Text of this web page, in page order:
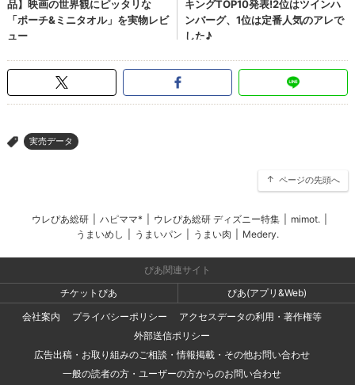
> 実売データ
ページの先頭へ
ウレぴあ総研 ハピママ* ウレぴあ総研 ディズニー特集 mimot.
うまいめし
うまいパン うまい肉 Medery.
ぴあ関連サイト
チケットぴあ
ぴあ(アプリ&Web)
会社案内
プライバシーポリシー
アクセスデータの利用・著作権等
外部送信ポリシー
広告出稿・お取り組みのご相談・情報掲載・その他お問い合わせ
一般の読者の方・ユーザーの方からのお問い合わせ